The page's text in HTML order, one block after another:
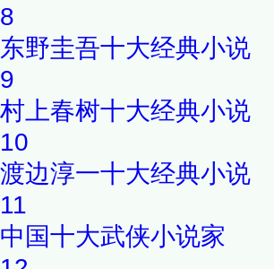
8
东野圭吾十大经典小说
9
村上春树十大经典小说
10
渡边淳一十大经典小说
11
中国十大武侠小说家